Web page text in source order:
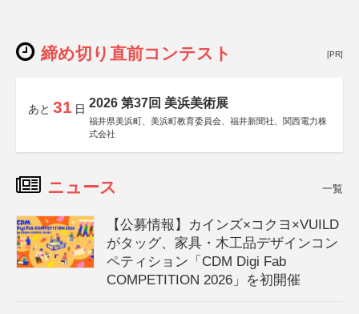
締め切り直前コンテスト [PR]
あと 31 日 2026 第37回 美浜美術展
福井県美浜町、美浜町教育委員会、福井新聞社、関西電力株
式会社
ニュース 一覧
【公募情報】カインズ×コクヨ×VUILD
がタッグ、家具・木工品デザインコン
ペティション「CDM Digi Fab
COMPETITION 2026」を初開催